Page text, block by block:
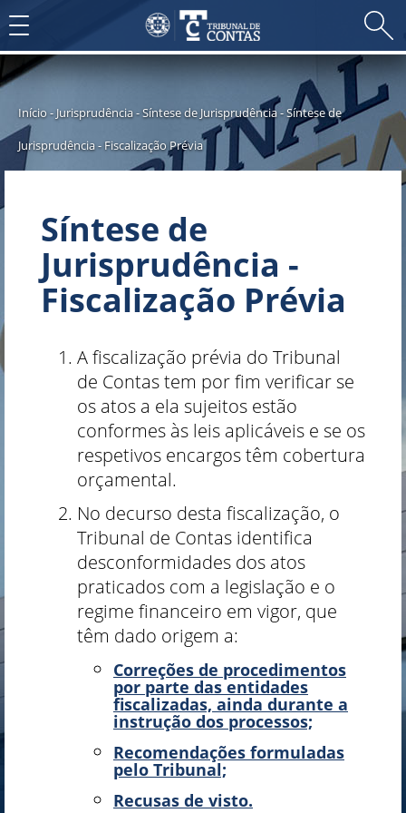
Toggle
navigation
Início-Jurisprudência -Síntese de Jurisprudência -Síntese de
Jurisprudência - Fiscalização Prévia
Síntese de
Jurisprudência -
Fiscalização Prévia
​A fiscalização prévia do Tribunal
de Contas tem por fim verificar se
os atos a ela sujeitos estão
conformes às leis aplicáveis e se os
respetivos encargos têm cobertura
orçamental.
No decurso desta fiscalização, o
Tribunal de Contas identifica
desconformidades dos atos
praticados com a legislação e o
regime financeiro em vigor, que
têm dado origem a:
Correções de procedimentos
por parte das entidades
fiscalizadas, ainda durante a
instrução dos processos;
Recomendações formuladas
pelo Tribunal;
Recusas de visto.